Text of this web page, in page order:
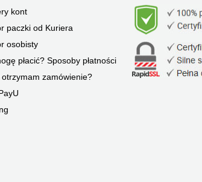
kont
paczki od Kuriera
osobisty
płacić? Sposoby płatności
otrzymam zamówienie?